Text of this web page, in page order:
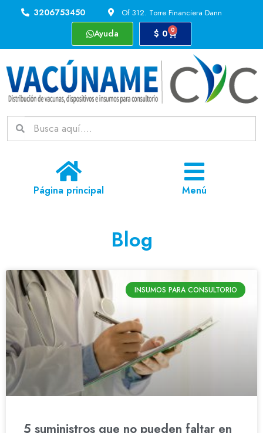
3206753450 Of 312. Torre Financiera Dann
Ayuda $ 0 0
Página principal Menú
Blog
INSUMOS PARA CONSULTORIO
5 suministros que no pueden faltar en